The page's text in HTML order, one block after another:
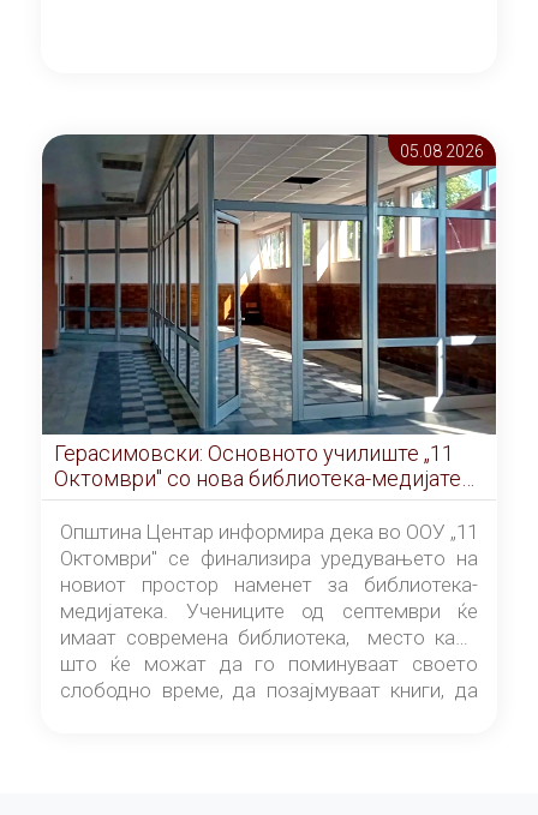
05.08 2026
Герасимовски: Основното училиште „11
Октомври" со нова библиотека-медијатека
од септември
Општина Центар информира дека во ООУ „11
Октомври" се финализира уредувањето на
новиот простор наменет за библиотека-
медијатека. Учениците од септември ќе
имаат современа библиотека, место каде
што ќе можат да го поминуваат своето
слободно време, да позајмуваат книги, да